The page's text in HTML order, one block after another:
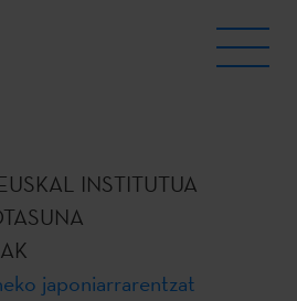
INSTITUTUA
japoniarrarentzat